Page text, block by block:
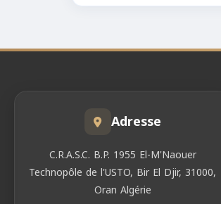
Adresse
C.R.A.S.C. B.P. 1955 El-M'Naouer
Technopôle de l'USTO, Bir El Djir, 31000,
Oran Algérie